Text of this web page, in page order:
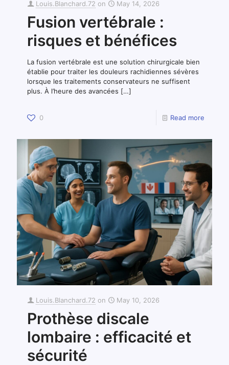
Louis.Blanchard.72 on May 14, 2026
Fusion vertébrale :
risques et bénéfices
La fusion vertébrale est une solution chirurgicale bien
établie pour traiter les douleurs rachidiennes sévères
lorsque les traitements conservateurs ne suffisent
plus. À l’heure des avancées […]
0 Read more
Louis.Blanchard.72 on May 10, 2026
Prothèse discale
lombaire : efficacité et
sécurité